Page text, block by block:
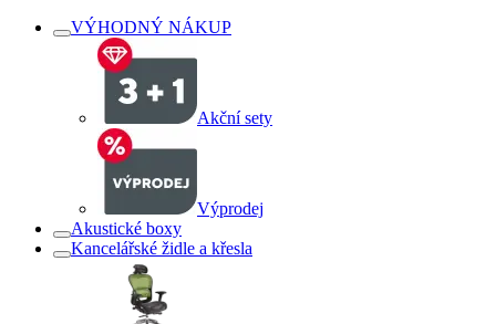
VÝHODNÝ NÁKUP
Akční sety
Výprodej
Akustické boxy
Kancelářské židle a křesla